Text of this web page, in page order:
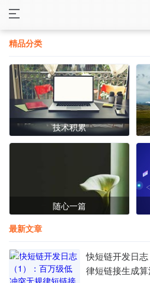
精品分类
技术积累
随心一篇
最新文章
快短链开发日
律短链接生成